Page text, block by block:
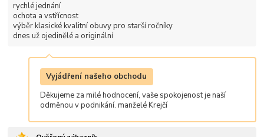
rychlé jednání
ochota a vstřícnost
výběr klasické kvalitní obuvy pro starší ročníky
dnes už ojedinělé a originální
Vyjádření našeho obchodu
Děkujeme za milé hodnocení, vaše spokojenost je naší
odměnou v podnikání. manželé Krejčí